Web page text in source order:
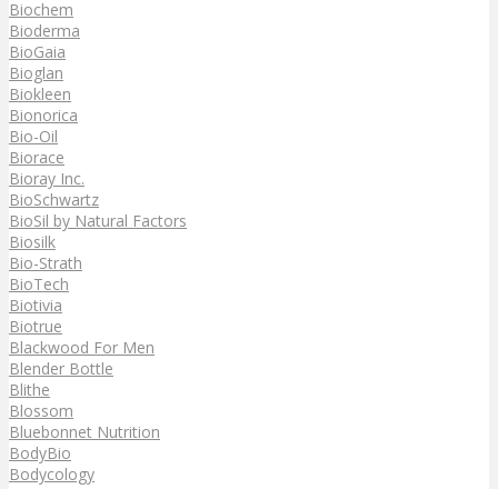
Biochem
Bioderma
BioGaia
Bioglan
Biokleen
Bionorica
Bio-Oil
Biorace
Bioray Inc.
BioSchwartz
BioSil by Natural Factors
Biosilk
Bio-Strath
BioTech
Biotivia
Biotrue
Blackwood For Men
Blender Bottle
Blithe
Blossom
Bluebonnet Nutrition
BodyBio
Bodycology